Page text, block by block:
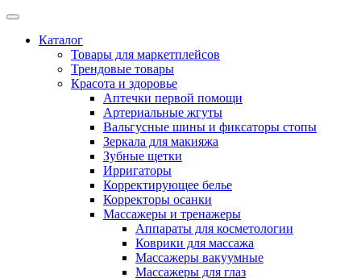
Каталог
Товары для маркетплейсов
Трендовые товары
Красота и здоровье
Аптечки первой помощи
Артериальные жгуты
Вальгусные шины и фиксаторы стопы
Зеркала для макияжа
Зубные щетки
Ирригаторы
Корректирующее белье
Корректоры осанки
Массажеры и тренажеры
Аппараты для косметологии
Коврики для массажа
Массажеры вакуумные
Массажеры для глаз